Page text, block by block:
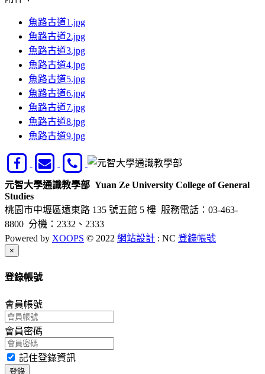
魚路古道1.jpg
魚路古道2.jpg
魚路古道3.jpg
魚路古道4.jpg
魚路古道5.jpg
魚路古道6.jpg
魚路古道7.jpg
魚路古道8.jpg
魚路古道9.jpg
元智大學通識教學部 Yuan Ze University College of General
Studies
桃園市中壢區遠東路 135 號五館 5 樓 服務電話：03-463-
8800 分機：2332、2333
Powered by XOOPS © 2022 網站設計 : NC 登錄帳號
×
登錄帳號
會員帳號
會員密碼
記住登錄資訊
登錄